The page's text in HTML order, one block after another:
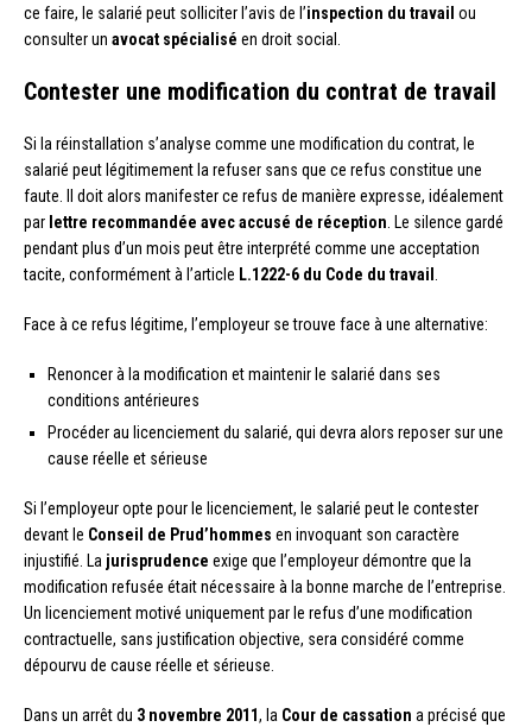
ce faire, le salarié peut solliciter l’avis de l’inspection du travail ou
consulter un avocat spécialisé en droit social.
Contester une modification du contrat de travail
Si la réinstallation s’analyse comme une modification du contrat, le
salarié peut légitimement la refuser sans que ce refus constitue une
faute. Il doit alors manifester ce refus de manière expresse, idéalement
par lettre recommandée avec accusé de réception . Le silence gardé
pendant plus d’un mois peut être interprété comme une acceptation
tacite, conformément à l’article L.1222-6 du Code du travail
Face à ce refus légitime, l’employeur se trouve face à une alternative:
Renoncer à la modification et maintenir le salarié dans ses
conditions antérieures
Procéder au licenciement du salarié, qui devra alors reposer sur une
cause réelle et sérieuse
Si l’employeur opte pour le licenciement, le salarié peut le contester
devant le Conseil de Prud’hommes en invoquant son caractère
injustifié. La jurisprudence exige que l’employeur démontre que la
modification refusée était nécessaire à la bonne marche de l’entreprise.
Un licenciement motivé uniquement par le refus d’une modification
contractuelle, sans justification objective, sera considéré comme
dépourvu de cause réelle et sérieuse.
Dans un arrêt du 3 novembre 2011, la Cour de cassation a précisé que